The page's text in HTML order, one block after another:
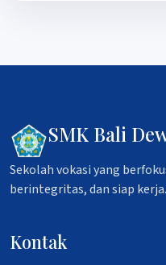
SMK Bali
Sekolah vokasi yang
berintegritas, dan siap kerja.
Kontak